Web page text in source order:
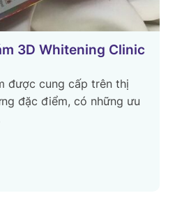
nám bác sĩ da liễu
gặp trên da của chị
phiền toái, phiền muộn